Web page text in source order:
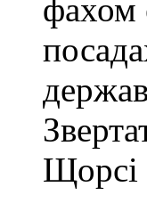
фахом
Щорсі